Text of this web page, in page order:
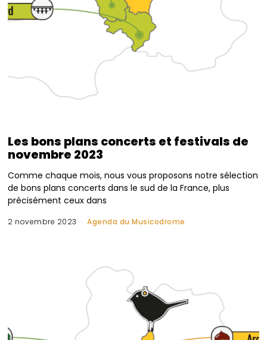
Les bons plans concerts et festivals de
novembre 2023
Comme chaque mois, nous vous proposons notre sélection
de bons plans concerts dans le sud de la France, plus
précisément ceux dans
2 novembre 2023 Agenda du Musicodrome